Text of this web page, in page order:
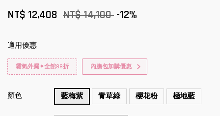
NT$ 12,408 NT$ 14,100 -12%
適用優惠
霸氣外漏✦全館88折 內膽包加購優惠
顏色 藍梅紫 青草綠 櫻花粉 極地藍